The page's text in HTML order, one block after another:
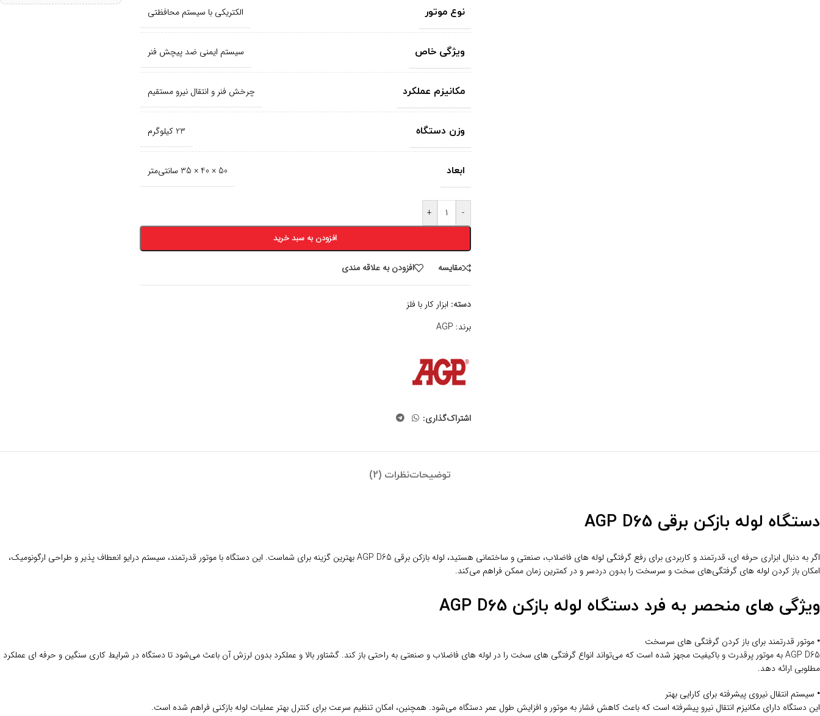
نوع موتور الکتریکی با سیستم محافظتی
ویژگی خاص سیستم ایمنی ضد پیچش فنر
مکانیزم عملکرد چرخش فنر و انتقال نیرو مستقیم
وزن دستگاه 23 کیلوگرم
ابعاد 50 × 40 × 35 سانتی‌متر
-
+
افزودن به سبد خرید
مقايسه افزودن به علاقه مندی
دسته: ابزار کار با فلز
برند: AGP
اشتراک‌گذاری:
توضیحاتنظرات (2)
دستگاه لوله‌ بازکن برقی AGP D65
اگر به دنبال ابزاری حرفه‌ ای، قدرتمند و کاربردی برای رفع گرفتگی لوله‌ های فاضلاب، صنعتی و ساختمانی هستید، لوله‌ بازکن برقی AGP D65 بهترین گزینه برای شماست. این دستگاه با موتور قدرتمند، سیستم درایو انعطاف‌ پذیر و طراحی ارگونومیک،
امکان باز کردن لوله‌ های گرفتگی‌های سخت و سرسخت را بدون دردسر و در کمترین زمان ممکن فراهم می‌کند.
ویژگی‌ های منحصر به‌ فرد دستگاه لوله‌ بازکن AGP D65
• موتور قدرتمند برای باز کردن گرفتگی‌ های سرسخت
AGP D65 به موتور پرقدرت و باکیفیت مجهز شده است که می‌تواند انواع گرفتگی‌ های سخت را در لوله‌ های فاضلاب و صنعتی به‌ راحتی باز کند. گشتاور بالا و عملکرد بدون لرزش آن باعث می‌شود تا دستگاه در شرایط کاری سنگین و حرفه‌ ای عملکرد
مطلوبی ارائه دهد.
• سیستم انتقال نیروی پیشرفته برای کارایی بهتر
این دستگاه دارای مکانیزم انتقال نیرو پیشرفته است که باعث کاهش فشار به موتور و افزایش طول عمر دستگاه می‌شود. همچنین، امکان تنظیم سرعت برای کنترل بهتر عملیات لوله‌ بازکنی فراهم شده است.